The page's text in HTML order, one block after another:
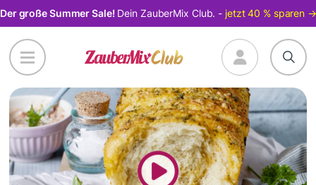
Direkt
zum
Inhalt
Der große Summer Sale! Dein ZauberMix Club. - jetzt 40 % sparen →
Video
Player